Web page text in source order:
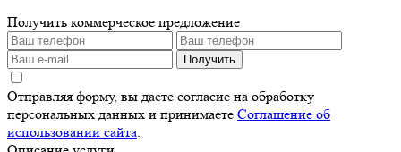
Получить коммерческое предложение
Получить
Отправляя форму, вы даете согласие на обработку
персональных данных и принимаете Соглашение об
использовании сайта.